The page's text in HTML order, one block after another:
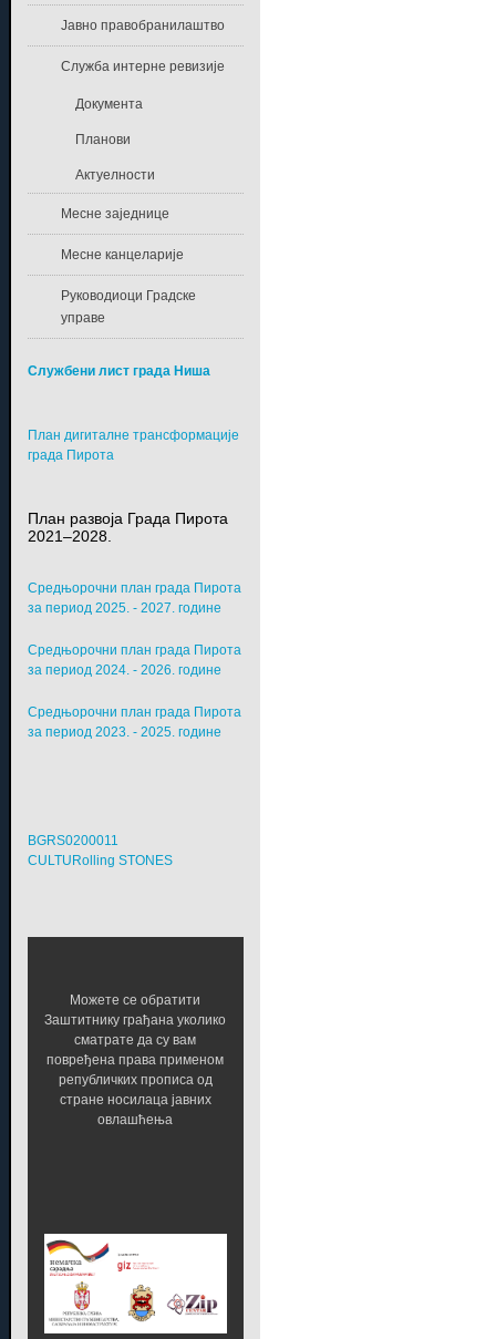
Јавно правобранилаштво
Служба интерне ревизије
Документа
Планови
Актуелности
Месне заједнице
Месне канцеларије
Руководиоци Градске
управе
Службени лист града Ниша
План дигиталне трансформације
града Пирота
План развоја Града Пирота
2021–2028.
Средњорочни план града Пирота
за период 2025. - 2027. године
Средњорочни план града Пирота
за период 2024. - 2026. године
Средњорочни план града Пирота
за период 2023. - 2025. године
BGRS0200011
CULTURolling STONES
Можете се обратити
Заштитнику грађана уколико
сматрате да су вам
повређена права применом
републичких прописа од
стране носилаца јавних
овлашћења